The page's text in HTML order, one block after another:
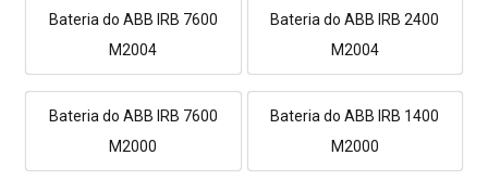
Bateria do ABB IRB 7600
M2004
Bateria do ABB IRB 2400
M2004
Bateria do ABB IRB 7600
M2000
Bateria do ABB IRB 1400
M2000